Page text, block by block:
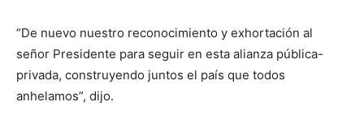
“De nuevo nuestro reconocimiento y exhortación al
señor Presidente para seguir en esta alianza pública-
privada, construyendo juntos el país que todos
anhelamos”, dijo.